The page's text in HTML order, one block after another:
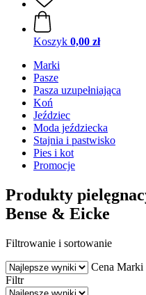
Koszyk 0,00 zł
Marki
Pasze
Pasza uzupełniająca
Koń
Jeździec
Moda jeździecka
Stajnia i pastwisko
Pies i kot
Promocje
Produkty
Bense & Eicke
Filtrowanie i sortowanie
Cena Marki
Filtr